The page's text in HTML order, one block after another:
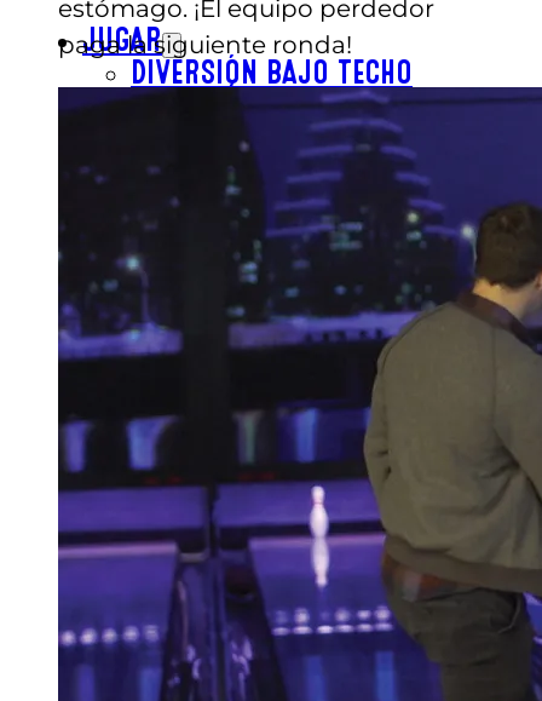
JUGAR
DIVERSIÓN BAJO TECHO
DIVERSIÓN AL AIRE LIBRE
BAR & PARRILLA
REVL
BUFÉ LIBRE
FIESTA
FIESTAS DE CUMPLEAÑOS
GRUPOS ESCOLARES
EVENTOS PARA GRUPOS
EVENTOS CORPORATIVOS
PRECIOS
PRECIOS
OFERTAS
COMPRAR ENTRADAS
TARJETAS DE REGALO
COMPRA TARJETAS DE REGALO
CONSULTAR SALDO DE LA
TARJETA DE REGALO
ENGLISH
estómago. ¡El equipo perdedor
paga la siguiente ronda!